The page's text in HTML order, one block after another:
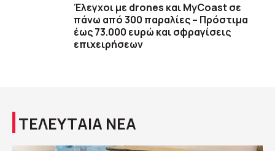
Έλεγχοι με drones και MyCoast σε
πάνω από 300 παραλίες – Πρόστιμα
έως 73.000 ευρώ και σφραγίσεις
επιχειρήσεων
ΤΕΛΕΥΤΑΙΑ ΝΕΑ